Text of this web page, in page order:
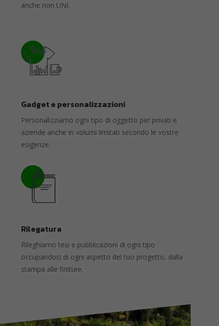
anche non UNI.
Gadget e personalizzazioni
Personalizziamo ogni tipo di oggetto per privati e
aziende anche in volumi limitati secondo le vostre
esigenze.
Rilegatura
Rileghiamo tesi e pubblicazioni di ogni tipo
occupandoci di ogni aspetto del tuo progetto, dalla
stampa alle finiture.